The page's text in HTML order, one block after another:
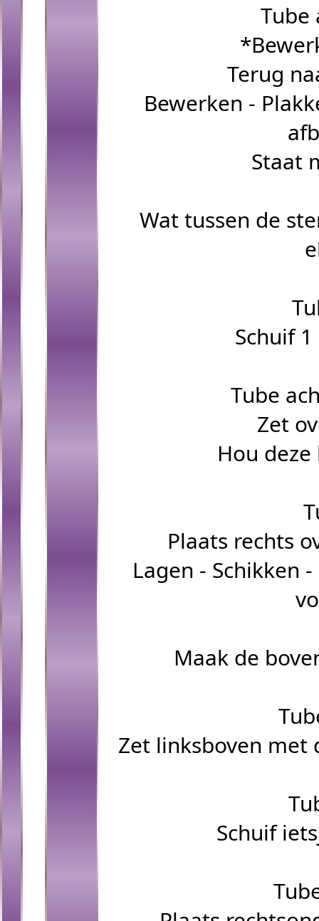
Tube
Terug
Bewerken -
Staat
Wat tussen de
Schuif
Tube
Zet
Hou
Plaats rechts
Lagen - Schikken
Maak de
Zet linksboven met
Schuif